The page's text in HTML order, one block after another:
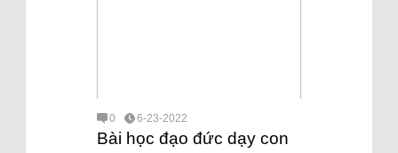
0 6-23-2022
Bài học đạo đức dạy con